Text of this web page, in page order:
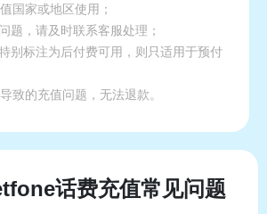
国家或地区使用；
题，请及时联系客服处理；
别标注为后付费可用，则只适用于预付
致的充值问题，无法退款。
话费充值常见问题